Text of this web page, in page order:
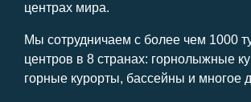
центрах мира.
Мы сотрудничаем с более чем 1000
центров в 8 странах: горнолыжные
горные курорты, бассейны и многое